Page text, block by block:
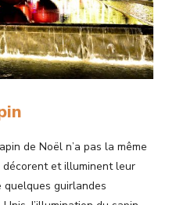
de Noël n’a pas la même
décorent et illuminent leur
quelques guirlandes